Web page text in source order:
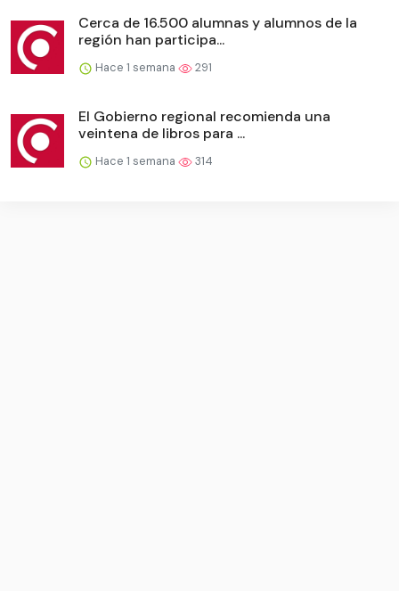
Cerca de 16.500 alumnas y alumnos de la
región han participa...
Hace 1 semana 291
El Gobierno regional recomienda una
veintena de libros para ...
Hace 1 semana 314